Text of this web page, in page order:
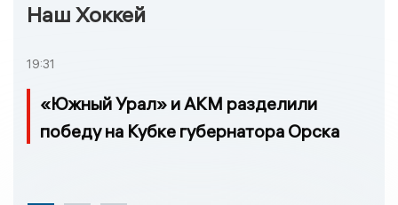
Наш Хоккей
19:31
«Южный Урал» и АКМ разделили
победу на Кубке губернатора Орска